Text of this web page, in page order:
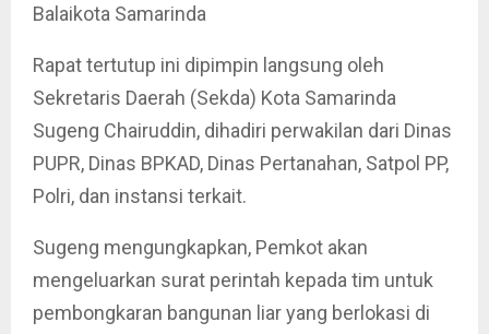
Balaikota Samarinda
Rapat tertutup ini dipimpin langsung oleh
Sekretaris Daerah (Sekda) Kota Samarinda
Sugeng Chairuddin, dihadiri perwakilan dari Dinas
PUPR, Dinas BPKAD, Dinas Pertanahan, Satpol PP,
Polri, dan instansi terkait.
Sugeng mengungkapkan, Pemkot akan
mengeluarkan surat perintah kepada tim untuk
pembongkaran bangunan liar yang berlokasi di